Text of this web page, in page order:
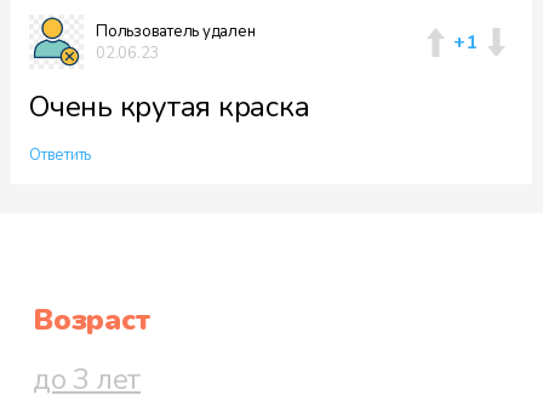
Пользователь удален
02.06.23
+1
Очень крутая краска
Ответить
Возраст
до 3 лет